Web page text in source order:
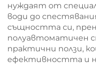
нуждаят от
води до
същността си,
полуавтоматичен
практични ползи,
ефективността и